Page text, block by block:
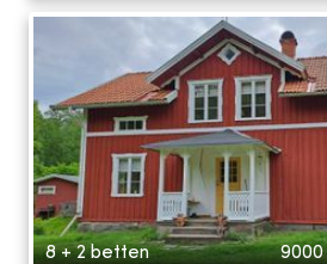
8 + 2 betten